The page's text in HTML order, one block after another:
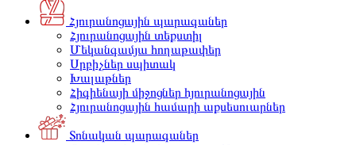
Հյուրանոցային պարագաներ
Հյուրանոցային տեքստիլ
Մեկանգամյա հողաթափեր
Սրբիչներ սպիտակ
Խալաթներ
Հիգիենայի միջոցներ հյուրանոցային
Հյուրանոցային համարի աքսեսուարներ
Տոնական պարագաներ